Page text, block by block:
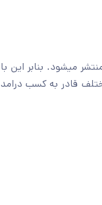
میشود. بنابر این با
قادر به کسب درامد